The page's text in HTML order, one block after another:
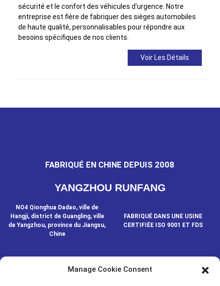
sécurité et le confort des véhicules d'urgence. Notre
entreprise est fière de fabriquer des sièges automobiles
de haute qualité, personnalisables pour répondre aux
besoins spécifiques de nos clients.
Voir Les Détails
FABRIQUÉ EN CHINE DEPUIS 2008
YANGZHOU RUNFANG
NO4 Qionghua Dadao, ville de
Hangji, district de Guangling, ville
de Yangzhou, province du Jiangsu,
Chine
FABRIQUÉ DANS UNE USINE
CERTIFIÉE ISO 9001 ET FDS
CONTACTEZ-NOUS
Manage Cookie Consent